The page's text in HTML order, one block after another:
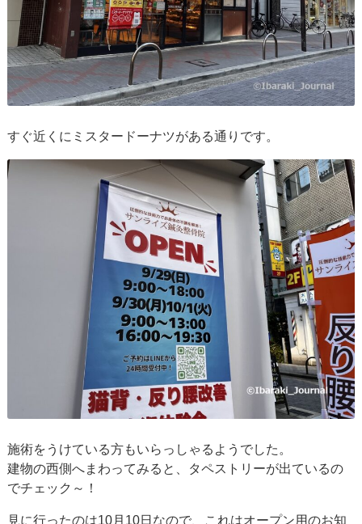
すぐ近くにミスタードーナツがある通りです。
施術をうけている方もいらっしゃるようでした。
建物の西側へまわってみると、タペストリーが出ているの
でチェック～！
見に行ったのは10月10日なので、これはオープン用のお知